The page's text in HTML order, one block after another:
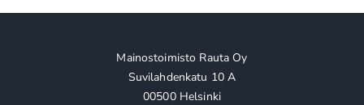
Mainostoimisto Rauta Oy
Suvilahdenkatu 10 A
00500 Helsinki